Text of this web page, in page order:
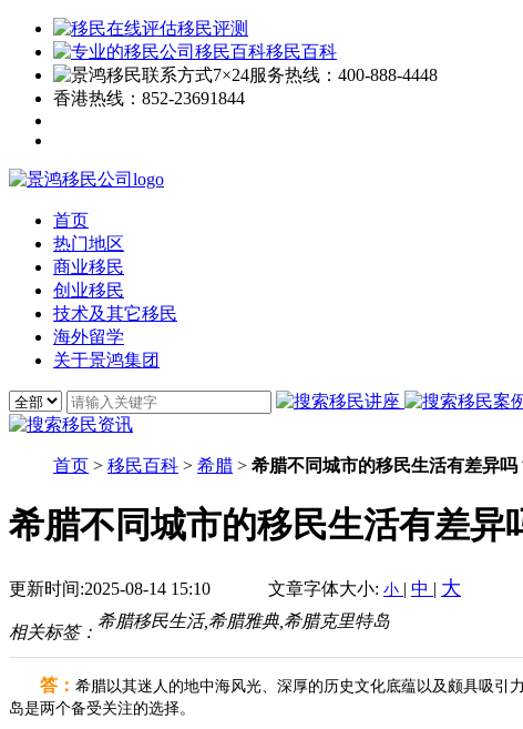
移民评测
移民百科
7×24服务热线： 400-888-4448
香港热线： 852-23691844
首页
热门地区
商业移民
创业移民
技术及其它移民
海外留学
关于景鸿集团
首页 > 移民百科 > 希腊 > 希腊不同城市的移民生活有差异
希腊不同城市的移民生活有差异
更新时间:2025-08-14 15:10 文章字体大小: 小 | 中 | 大
相关标签：
希腊移民生活,希腊雅典,希腊克里特岛
答： 希腊以其迷人的地中海风光、深厚的历史文化底蕴以及颇具吸引
岛是两个备受关注的选择。